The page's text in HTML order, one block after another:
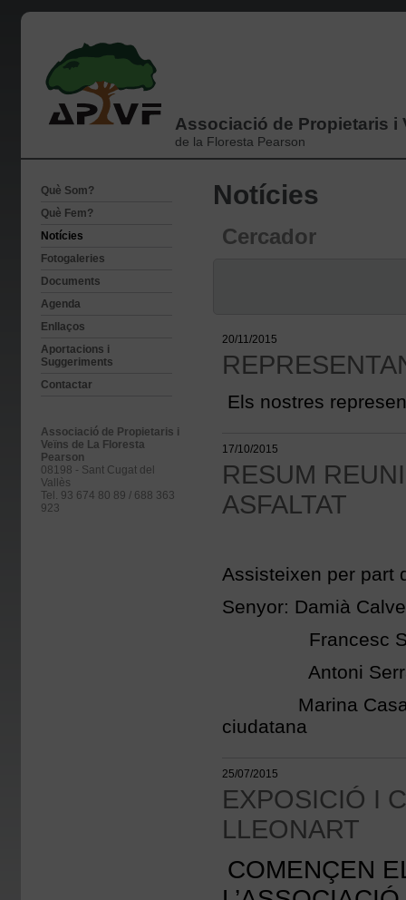
Associació de Propietaris i
de la Floresta Pearson
Què Som?
Què Fem?
Notícies
Fotogaleries
Documents
Agenda
Enllaços
Aportacions i
Suggeriments
Contactar
Associació de Propietaris i
Veïns de La Floresta
Pearson
08198 - Sant Cugat del
Vallès
Tel. 93 674 80 89 / 688 363
923
Notícies
Cercador
20/11/2015
Els nostres
17/10/2015
RESUM
ASFALTAT
Assisteixen per part
Senyor: Damià
Francesc
Antoni Serra
Marina Casals,
ciudatana
25/07/2015
EXPOSICIÓ I
LLEONART
COMENÇEN